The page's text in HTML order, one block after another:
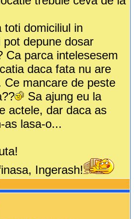
toti domiciliul in
depune dosar
Ca parca intelesesem
daca fata nu are
Ce mancare de peste
Sa ajung eu la
actele, dar daca as
as lasa-o...
Ingerash!